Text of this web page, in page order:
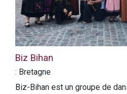
Biz Bihan
: Bretagne
Biz-Bihan est un groupe de